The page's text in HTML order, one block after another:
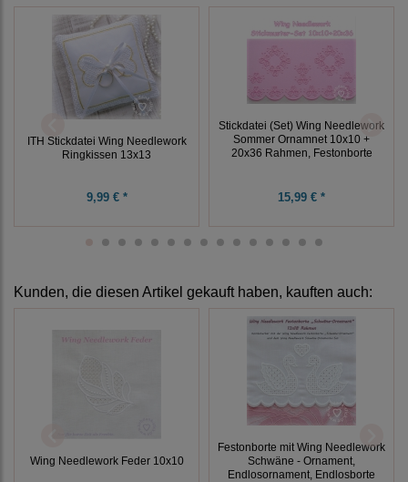
ITH Stickdatei Wing Needlework
Ringkissen 13x13
9,99 € *
Stickdatei (Set) Wing Needlework
Sommer Ornamnet 10x10 +
20x36 Rahmen, Festonborte
15,99 € *
Kunden, die diesen Artikel gekauft haben, kauften auch:
Wing Needlework Feder 10x10
Festonborte mit Wing Needlework
Schwäne - Ornament,
Endlosornament, Endlosborte